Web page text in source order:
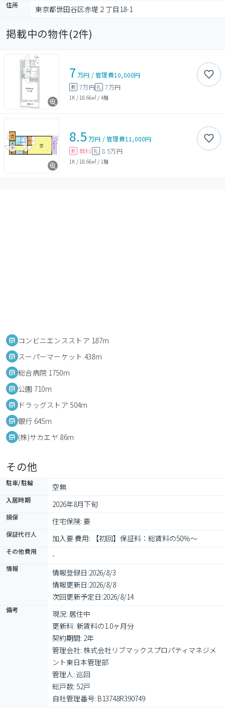
住所 東京都世田谷区赤堤２丁目18-1
掲載中の物件(2件)
7 万円 /管理費10,000円
敷 7万円礼 7万円
1K / 18.66㎡ / 4階
8.5 万円 /管理費11,000円
敷 無料 礼 8.5万円
1K / 18.66㎡ / 1階
コンビニエンスストア 187m
スーパーマーケット 438m
総合病院 1750m
公園 710m
ドラッグストア 504m
銀行 645m
(株)サカエヤ 86m
その他
駐車/駐輪 空無
入居時期 2026年8月下旬
損保 住宅保険: 要
保証代行人 加入要 費用: 【初回】保証料：総賃料の50％～
その他費用 -
情報 情報登録日:2026/8/3
情報更新日:2026/8/8
次回更新予定日:2026/8/14
備考
現況: 居住中
更新料: 新賃料の1.0ヶ月分
契約期間: 2年
管理会社: 株式会社リブマックスプロパティマネジメ
ント東日本管理部
管理人: 巡回
総戸数: 52戸
自社管理番号: B13748R390749